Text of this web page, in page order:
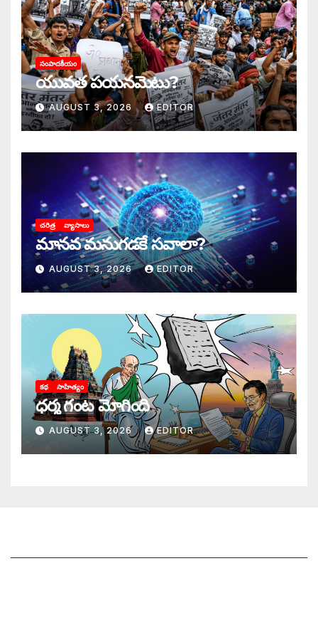
సంపాదకీయం
యువత పయనమెటు?
AUGUST 3, 2026 EDITOR
చరిత్ర వ్యాసాలు
మానవ మనుగడకే సవాలా?
AUGUST 3, 2026 EDITOR
కథ సాహిత్యం
ధర్మ గంట మోగింది
AUGUST 3, 2026 EDITOR